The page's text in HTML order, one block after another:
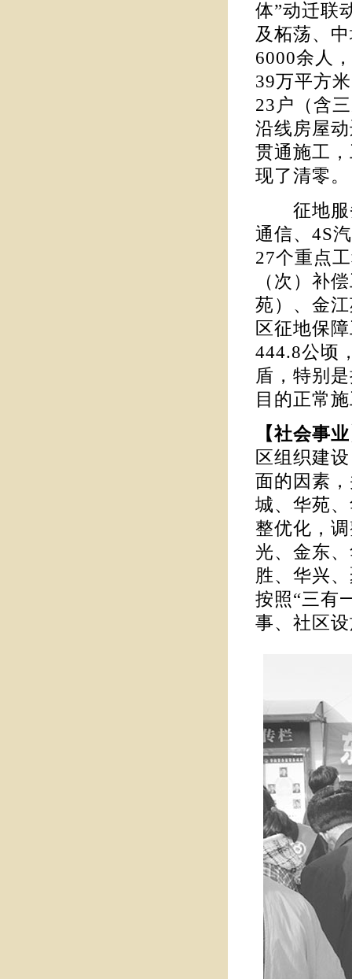
体”动迁联
及柘荡、
6000余人
39万平方
23户（含
沿线房屋
贯通施工
现了清零。
征地服务
通信、4S
27个重点
（次）补
苑）、金
区征地保
444.8公顷
盾，特别
目的正常
【社会事
区组织建
面的因素
城、华苑
整优化，
光、金东
胜、华兴
按照“三有
事、社区